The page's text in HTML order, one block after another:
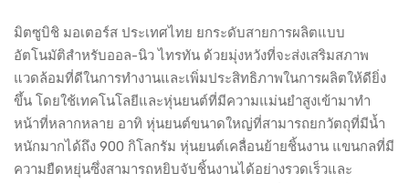
มิตซูบิชิ มอเตอร์ส ประเทศไทย ยกระดับสายการผลิตแบบ
อัตโนมัติสำหรับออล-นิว ไทรทัน ด้วยมุ่งหวังที่จะส่งเสริมสภาพ
แวดล้อมที่ดีในการทำงานและเพิ่มประสิทธิภาพในการผลิตให้ดียิ่ง
ขึ้น โดยใช้เทคโนโลยีและหุ่นยนต์ที่มีความแม่นยำสูงเข้ามาทำ
หน้าที่หลากหลาย อาทิ หุ่นยนต์ขนาดใหญ่ที่สามารถยกวัตถุที่มีน้ำ
หนักมากได้ถึง 900 กิโลกรัม หุ่นยนต์เคลื่อนย้ายชิ้นงาน แขนกลที่มี
ความยืดหยุ่นซึ่งสามารถหยิบจับชิ้นงานได้อย่างรวดเร็วและ